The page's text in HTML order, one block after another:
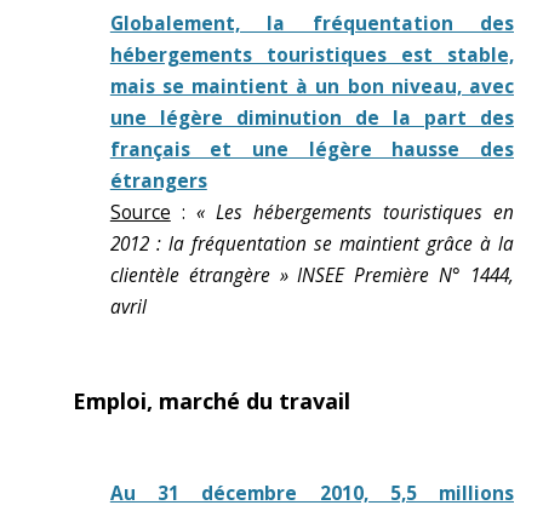
Globalement, la fréquentation des
hébergements touristiques est stable,
mais se maintient à un bon niveau, avec
une légère diminution de la part des
français et une légère hausse des
étrangers
Source : « Les hébergements touristiques en
2012 : la fréquentation se maintient grâce à la
clientèle étrangère » INSEE Première N° 1444,
avril
Emploi, marché du travail
Au 31 décembre 2010, 5,5 millions